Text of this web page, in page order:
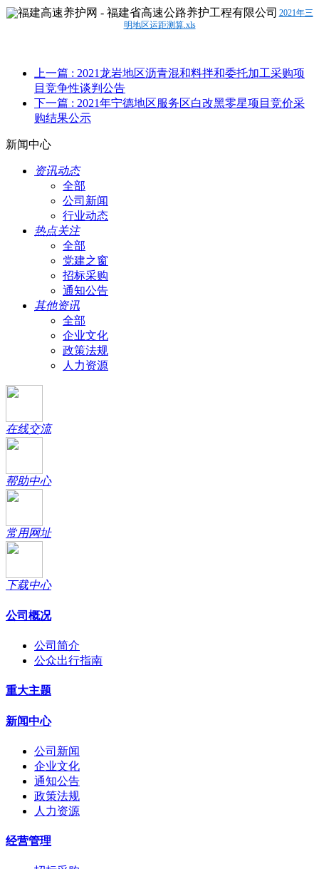
2021年三
明地区运距测算.xls
上一篇 : 2021龙岩地区沥青混和料拌和委托加工采购项
目竞争性谈判公告
下一篇 : 2021年宁德地区服务区白改黑零星项目竞价采
购结果公示
新闻中心
资讯动态
全部
公司新闻
行业动态
热点关注
全部
党建之窗
招标采购
通知公告
其他资讯
全部
企业文化
政策法规
人力资源
在线交流
帮助中心
常用网址
下载中心
公司概况
公司简介
公众出行指南
重大主题
新闻中心
公司新闻
企业文化
通知公告
政策法规
人力资源
经营管理